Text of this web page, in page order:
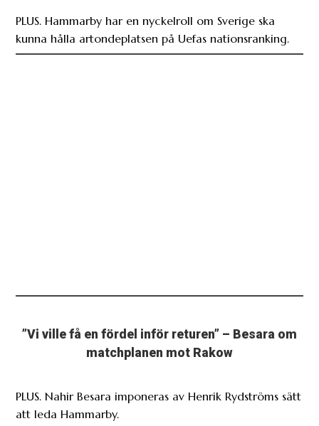
PLUS. Hammarby har en nyckelroll om Sverige ska
kunna hålla artondeplatsen på Uefas nationsranking.
”Vi ville få en fördel inför returen” – Besara om
matchplanen mot Rakow
PLUS. Nahir Besara imponeras av Henrik Rydströms sätt
att leda Hammarby.